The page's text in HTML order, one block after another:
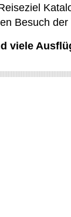
Besuch
viele